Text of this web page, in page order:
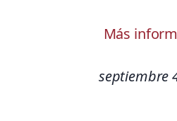
Más
septiembre